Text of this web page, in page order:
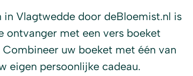
Vlagtwedde door deBloemist.nl is
ontvanger met een vers boeket
uw boeket met één van
eigen persoonlijke cadeau.